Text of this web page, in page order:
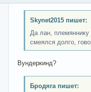
Skynet2015 пишет:
Да лан, племяннику
смеялся долго,
Вундеркинд?
Бродяга пишет: